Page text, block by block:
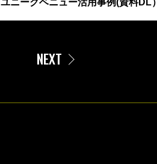
ユニークベニュー活用事例(資料DL）
NEXT